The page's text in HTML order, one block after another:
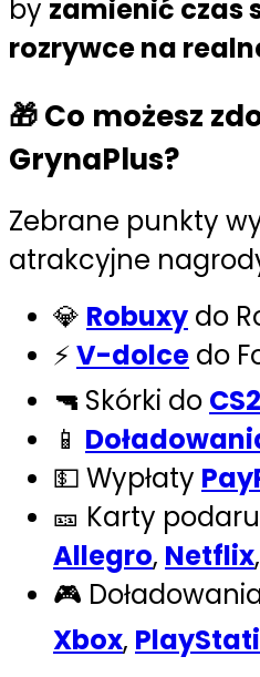
by zamienić czas
rozrywce na
🎁 Co możesz
GrynaPlus?
Zebrane punkty
atrakcyjne
💎 Robuxy do
⚡ V-dolce do
🔫 Skórki do CS2
📱
💵 Wypłaty
🎫 Karty
Allegro, Netflix,
🎮
Xbox,